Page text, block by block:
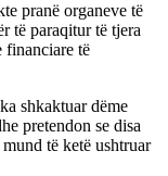
pranë organeve të
të paraqitur të tjera
financiare të
shkaktuar dëme
pretendon se disa
të ketë ushtruar